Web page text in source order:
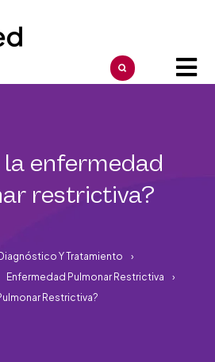
la enfermedad
restrictiva?
Diagnóstico Y Tratamiento
Enfermedad Pulmonar Restrictiva
Restrictiva?